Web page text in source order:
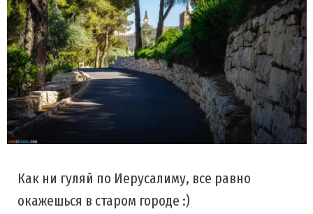
Как ни гуляй по Иерусалиму, все равно
окажешься в старом городе :)